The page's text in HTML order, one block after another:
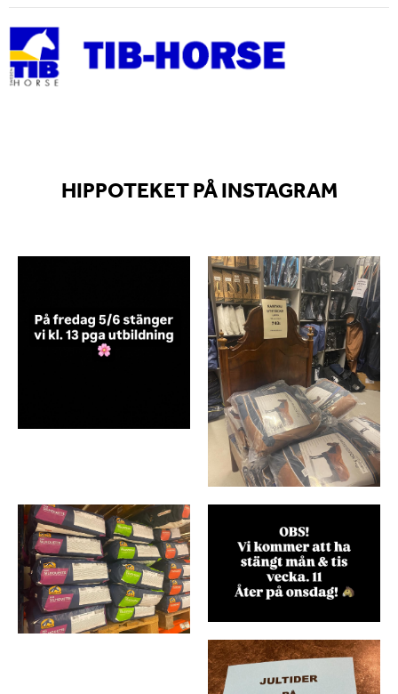
HIPPOTEKET PÅ INSTAGRAM